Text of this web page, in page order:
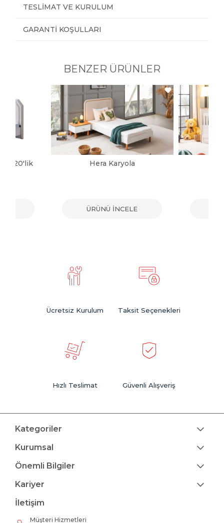
TESLIMAT VE KURULUM
GARANTI KOŞULLARI
BENZER ÜRÜNLER
120'lik Hera Karyola
ÜRÜNÜ İNCELE
Ücretsiz Kurulum Taksit Seçenekleri
Hızlı Teslimat Güvenli Alışveriş
Kategoriler
Kurumsal
Önemli Bilgiler
Kariyer
İletişim
Müşteri Hizmetleri